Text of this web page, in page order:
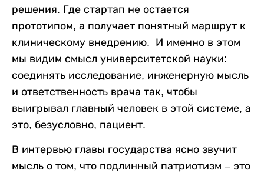
решения. Где стартап не остается
прототипом, а получает понятный маршрут к
клиническому внедрению. И именно в этом
мы видим смысл университетской науки:
соединять исследование, инженерную мысль
и ответственность врача так, чтобы
выигрывал главный человек в этой системе, а
это, безусловно, пациент.
В интервью главы государства ясно звучит
мысль о том, что подлинный патриотизм – это